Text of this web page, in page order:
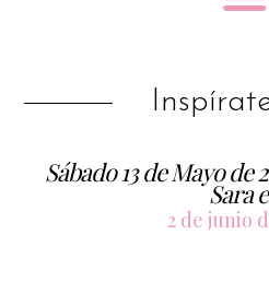
Sábado 13 de Mayo
Sara
2 de junio